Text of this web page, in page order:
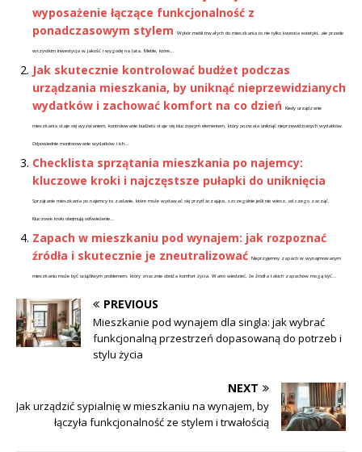
wyposażenie łączące funkcjonalność z
ponadczasowym stylem
Wybór mebli trwałych do mieszkania to nie tylko kwestia estetyki, ale przede
wszystkim inwestycja w jakość i wygodę na lata. Meble, które...
Jak skutecznie kontrolować budżet podczas
urządzania mieszkania, by uniknąć nieprzewidzianych
wydatków i zachować komfort na co dzień Kiedy urządzanie
mieszkania staje się wyzwaniem, kontrolowanie budżetu staje się kluczowym elementem, który pozwala uniknąć nieprzewidzianych wydatków.
Odpowiednie monitorowanie wydatków i ich...
Checklista sprzątania mieszkania po najemcy:
kluczowe kroki i najczęstsze pułapki do uniknięcia
Sprzątanie mieszkania po najemcy to zadanie, które może wydawać się przytłaczające, szczególnie jeśli nie wiesz, od czego zacząć.
Kluczowe kroki obejmują odświeżenie...
Zapach w mieszkaniu pod wynajem: jak rozpoznać
źródła i skutecznie je zneutralizować Nieprzyjemny zapach w wynajmowanym
mieszkaniu może być uciążliwym problemem, który znacznie obniża komfort życia. Warto wiedzieć, że źródła takich zapachów mogą być...
PREVIOUS
Mieszkanie pod wynajem dla singla: jak wybrać
funkcjonalną przestrzeń dopasowaną do potrzeb i
stylu życia
NEXT
Jak urządzić sypialnię w mieszkaniu na wynajem, by
łączyła funkcjonalność ze stylem i trwałością